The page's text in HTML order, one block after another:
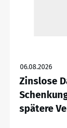
06.08.2026
Zinslose
spätere